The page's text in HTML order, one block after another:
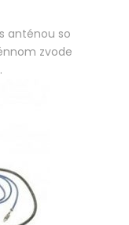
anténou so
zvode